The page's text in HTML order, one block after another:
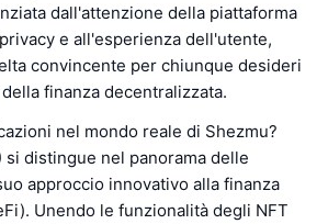
dall'attenzione della piattaforma
e all'esperienza dell'utente,
convincente per chiunque desideri
finanza decentralizzata.
nel mondo reale di Shezmu?
si distingue nel panorama delle
approccio innovativo alla finanza
Unendo le funzionalità degli NFT